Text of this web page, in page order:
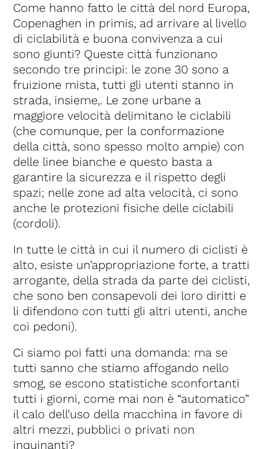
Come hanno fatto le città del nord Europa,
Copenaghen in primis, ad arrivare al livello
di ciclabilità e buona convivenza a cui
sono giunti? Queste città funzionano
secondo tre principi: le zone 30 sono a
fruizione mista, tutti gli utenti stanno in
strada, insieme,. Le zone urbane a
maggiore velocità delimitano le ciclabili
(che comunque, per la conformazione
della città, sono spesso molto ampie) con
delle linee bianche e questo basta a
garantire la sicurezza e il rispetto degli
spazi; nelle zone ad alta velocità, ci sono
anche le protezioni fisiche delle ciclabili
(cordoli).
In tutte le città in cui il numero di ciclisti è
alto, esiste un’appropriazione forte, a tratti
arrogante, della strada da parte dei ciclisti,
che sono ben consapevoli dei loro diritti e
li difendono con tutti gli altri utenti, anche
coi pedoni).
Ci siamo poi fatti una domanda: ma se
tutti sanno che stiamo affogando nello
smog, se escono statistiche sconfortanti
tutti i giorni, come mai non è “automatico”
il calo dell’uso della macchina in favore di
altri mezzi, pubblici o privati non
inquinanti?